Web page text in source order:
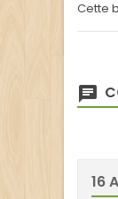
Cette
16